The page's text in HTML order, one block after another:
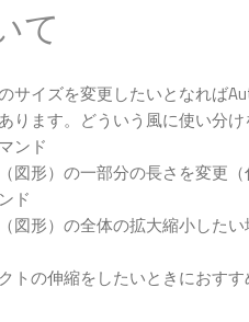
て
サイズを変更したいとなれば
ります。どういう風に使い分け
ンド
図形）の一部分の長さを変更
ド
図形）の全体の拡大縮小した
トの伸縮をしたいときにおすす